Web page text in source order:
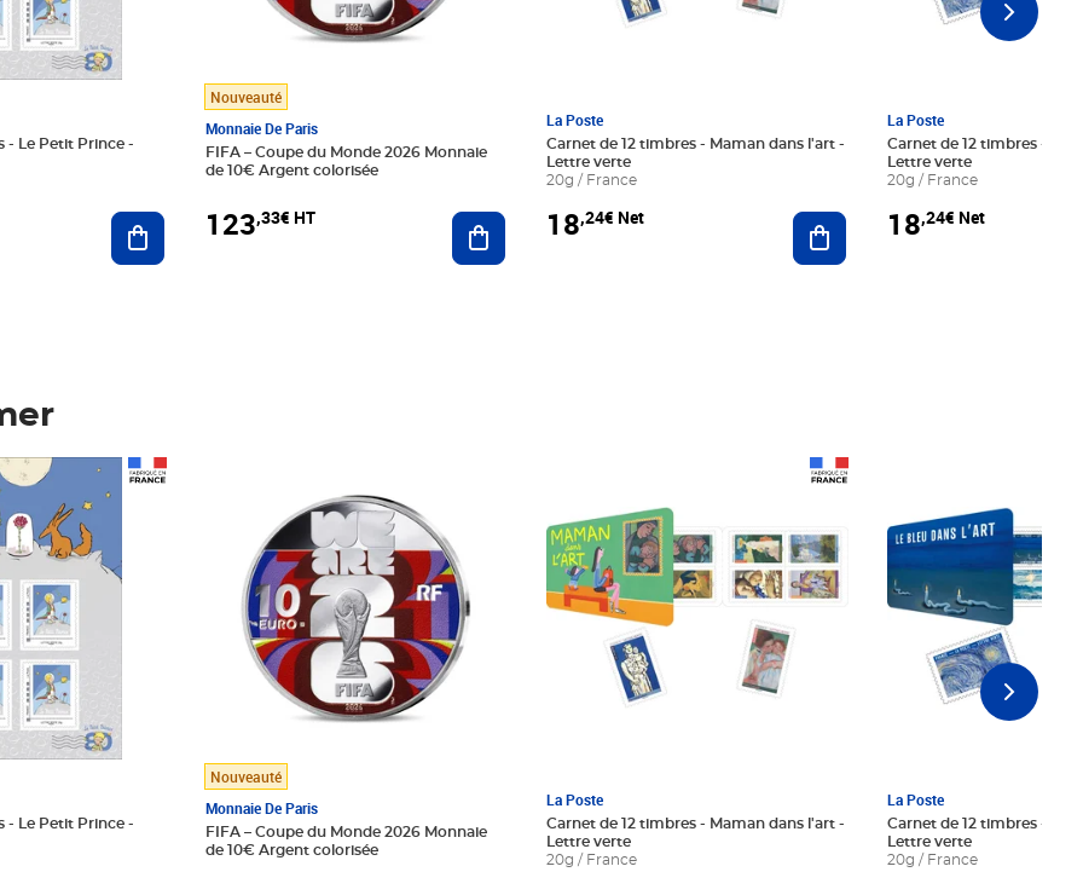
- Le Petit Prince -
Ajouter au panier
Nouveauté
Monnaie De Paris
FIFA – Coupe du Monde 2026 Monnaie
de 10€ Argent colorisée
123,33€ HT Ajouter au panier
La Poste
Carnet de 12 timbres - Maman dans l'art -
Lettre verte
20g / France
18,24€ Net Ajouter au panier
La Poste
Carnet de 12 timbres - Le
Lettre verte
20g / France
18,24€ Net
- Le Petit Prince -
Nouveauté
Monnaie De Paris
FIFA – Coupe du Monde 2026 Monnaie
de 10€ Argent colorisée
La Poste
Carnet de 12 timbres - Maman dans l'art -
Lettre verte
20g / France
La Poste
Carnet de 12 timbres - Le
Lettre verte
20g / France